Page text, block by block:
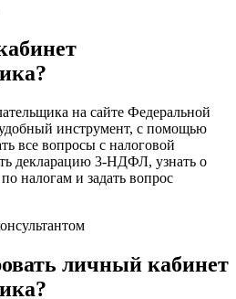
на сайте Федеральной
инструмент, с помощью
все вопросы с налоговой
декларацию 3-НДФЛ, узнать о
налогам и задать вопрос
личный кабинет